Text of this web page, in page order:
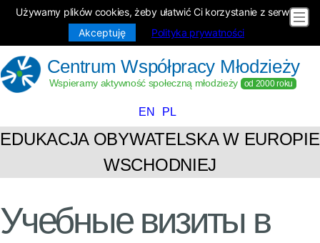
Używamy plików cookies, żeby ułatwić Ci korzystanie z serwisu.
Akceptuję
Polityka prywatności
Centrum Współpracy Młodzieży
Wspieramy aktywność społeczną młodzieży od 2000 roku
EN PL
EDUKACJA OBYWATELSKA W EUROPIE
WSCHODNIEJ
Учебные визиты в